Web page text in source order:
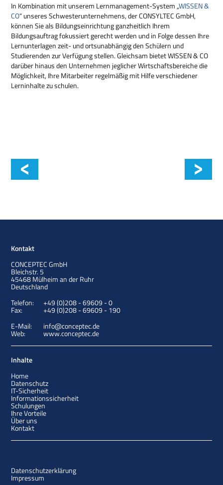
In Kombination mit unserem Lernmanagement-System „WISSEN &
CO“ unseres Schwesterunternehmens, der CONSYLTEC GmbH,
können Sie als Bildungseinrichtung ganzheitlich Ihrem
Bildungsauftrag fokussiert gerecht werden und in Folge dessen Ihre
Lernunterlagen zeit- und ortsunabhängig den Schülern und
Studierenden zur Verfügung stellen. Gleichsam bietet WISSEN & CO
darüber hinaus den Unternehmen jeglicher Wirtschaftsbereiche die
Möglichkeit, Ihre Mitarbeiter regelmäßig mit Hilfe verschiedener
Lerninhalte zu schulen.
Kontakt
CONCEPTEC GmbH
Bleichstr. 5
45468Mülheim an der Ruhr
Deutschland
Telefon:
+49 (0)208 - 69609 - 0
Fax:
+49 (0)208 - 69609 - 190
E-Mail:
info@conceptec.de
Web: www.conceptec.de
Inhalte
Home
Datenschutz
IT-Sicherheit
Informationssicherheit
Schulungen
Ihre Vorteile
Über uns
Kontakt
Datenschutzerklärung
Impressum